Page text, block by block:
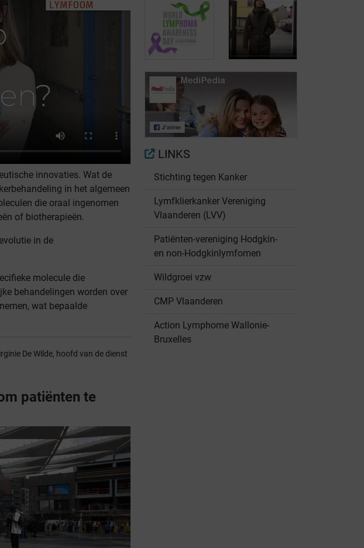
innovaties. Wat de
in het algemeen
die oraal ingenomen
of biotherapieën.
in de
molecule die
behandelingen worden over
wat bepaalde
De Wilde, hoofd van de dienst
patiënten te
Dag van de
Lymfoompatiënten:
Mariangela
Fiorente,
Dag van de
Lymfoompatiënten:
Prof. Virginie De
Internationale
Dag van het
Lymfoom 2022
Internationale
Dag van het
Lymfoom
LINKS
Stichting tegen Kanker
Lymfklierkanker Vereniging
Vlaanderen (LVV)
Patiënten-vereniging Hodgkin-
en non-Hodgkinlymfomen
Wildgroei vzw
CMP Vlaanderen
Action Lymphome Wallonie-
Bruxelles